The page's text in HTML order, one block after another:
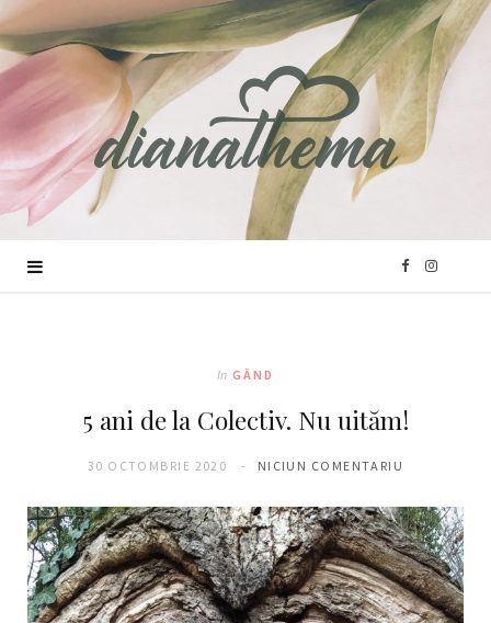
F
o
o
I
g
r
In GÂND
5 ani de la Colectiv. Nu uităm!
30 OCTOMBRIE 2020 NICIUN COMENTARIU